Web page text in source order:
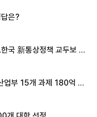
은?
국 新통상정책 교두보 활
업부 15개 과제 180억 지